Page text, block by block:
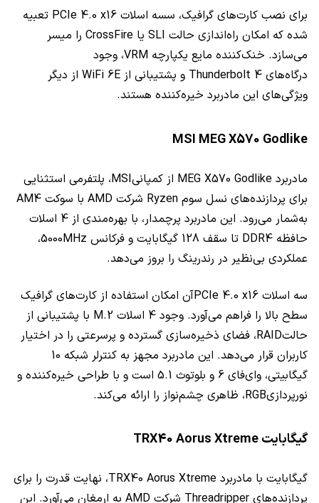
برای نصب کارت‌های گرافیک، سسه اسلات PCIe 4.0 x16 تعبیه
شده که امکان راه‌اندازی حالت SLI یا CrossFire را میسر
می‌سازد. خنک‌کننده مایع یکپارچه VRM، وجود
درگاه‌های Thunderbolt 4 و پشتیبانی از WiFi 6E از دیگر
ویژگی‌های این مادربرد خیره‌کننده هستند.
MSI MEG X570 Godlike
مادربرد MEG X570 Godlike از کمپانیMSI، پلتفرمی استثنایی
برای پردازنده‌های نسل سوم Ryzen شرکت AMD با سوکت AM4
به‌شمار می‌رود. این مادربرد پرچمدار، با بهره‌مندی از 4 اسلات
حافظه DDR4 تا سقف 128 گیگابایت و فرکانس 5000MHz،
عملکردی بی‌نظیر در رندرینگ را بروز می‌دهد.
سه اسلات PCIe 4.0 x16آن امکان استفاده از کارت‌های گرافیک
سطح بالا را فراهم می‌آورد. وجود 4 اسلات M.2 با پشتیبانی از
حالتRAID، فضای ذخیره‌سازی گسترده و پرسرعتی را در اختیار
کاربران قرار می‌دهد. این مادربرد مجهز به کنترلر شبکه 10
گیگابیتی، وای‌فای 6 و بلوتوث 5.1 است و با طراحی خیره‌کننده و
نورپردازیRGB، ظاهری چشم‌نواز را ارائه می‌کند.
گیگابایت TRX40 Aorus Xtreme
گیگابایت با مادربرد TRX40 Aorus Xtreme، نهایت قدرت را برای
پردازنده‌های Threadripper شرکت AMD به ارمغان می‌آورد. این